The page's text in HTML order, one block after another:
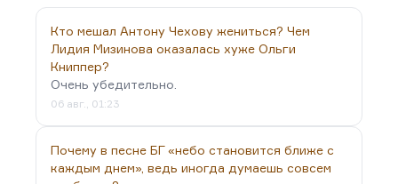
Было и пренебрежение, и равнодушие, и
хамство. Но в принципе, старик был такой
ключевой фигурой в советской власти.
Экономически он хорошо не жил, но советская
власть, скажем так, брала его сторону. И она сама
постоянно по-стариковски брюзжала, когда
молодые целовались, и по-стариковски
негодовала, когда молодые одевались в узкие
Кто мешал Антону Чехову жениться? Чем
Лидия Мизинова оказалась хуже Ольги
Книппер?
Очень убедительно.
06 авг., 01:23
Почему в песне БГ «небо становится ближе с
каждым днем», ведь иногда думаешь совсем